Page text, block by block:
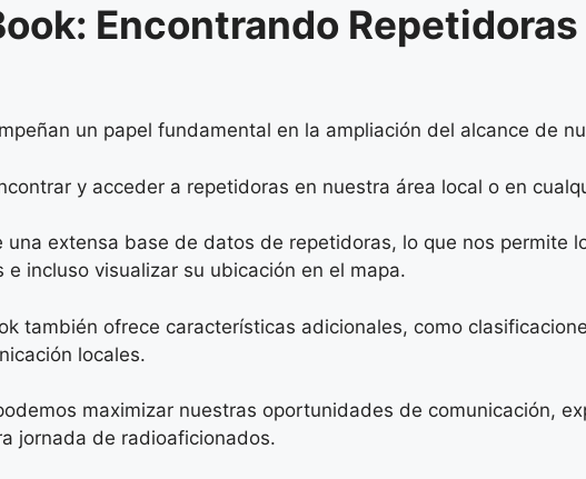
Encontrando
un papel fundamental en la ampliación del alcance de
y acceder a repetidoras en nuestra área local o en
una extensa base de datos de repetidoras, lo que nos
e incluso visualizar su ubicación en el mapa.
también ofrece características adicionales, como
locales.
maximizar nuestras oportunidades de comunicación,
jornada de radioaficionados.